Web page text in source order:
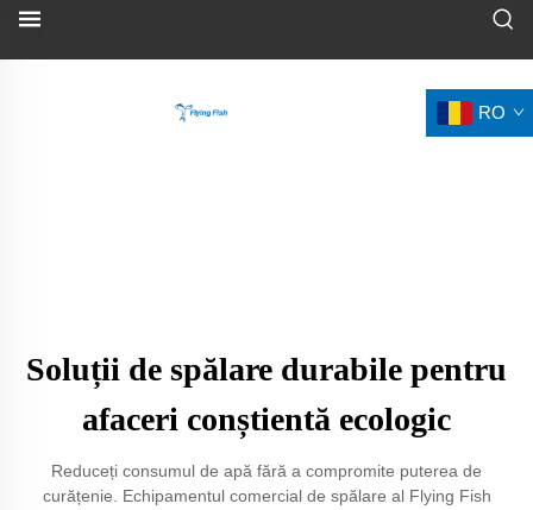
RO
Soluții de spălare durabile pentru
afaceri conștientă ecologic
Reduceți consumul de apă fără a compromite puterea de
curățenie. Echipamentul comercial de spălare al Flying Fish